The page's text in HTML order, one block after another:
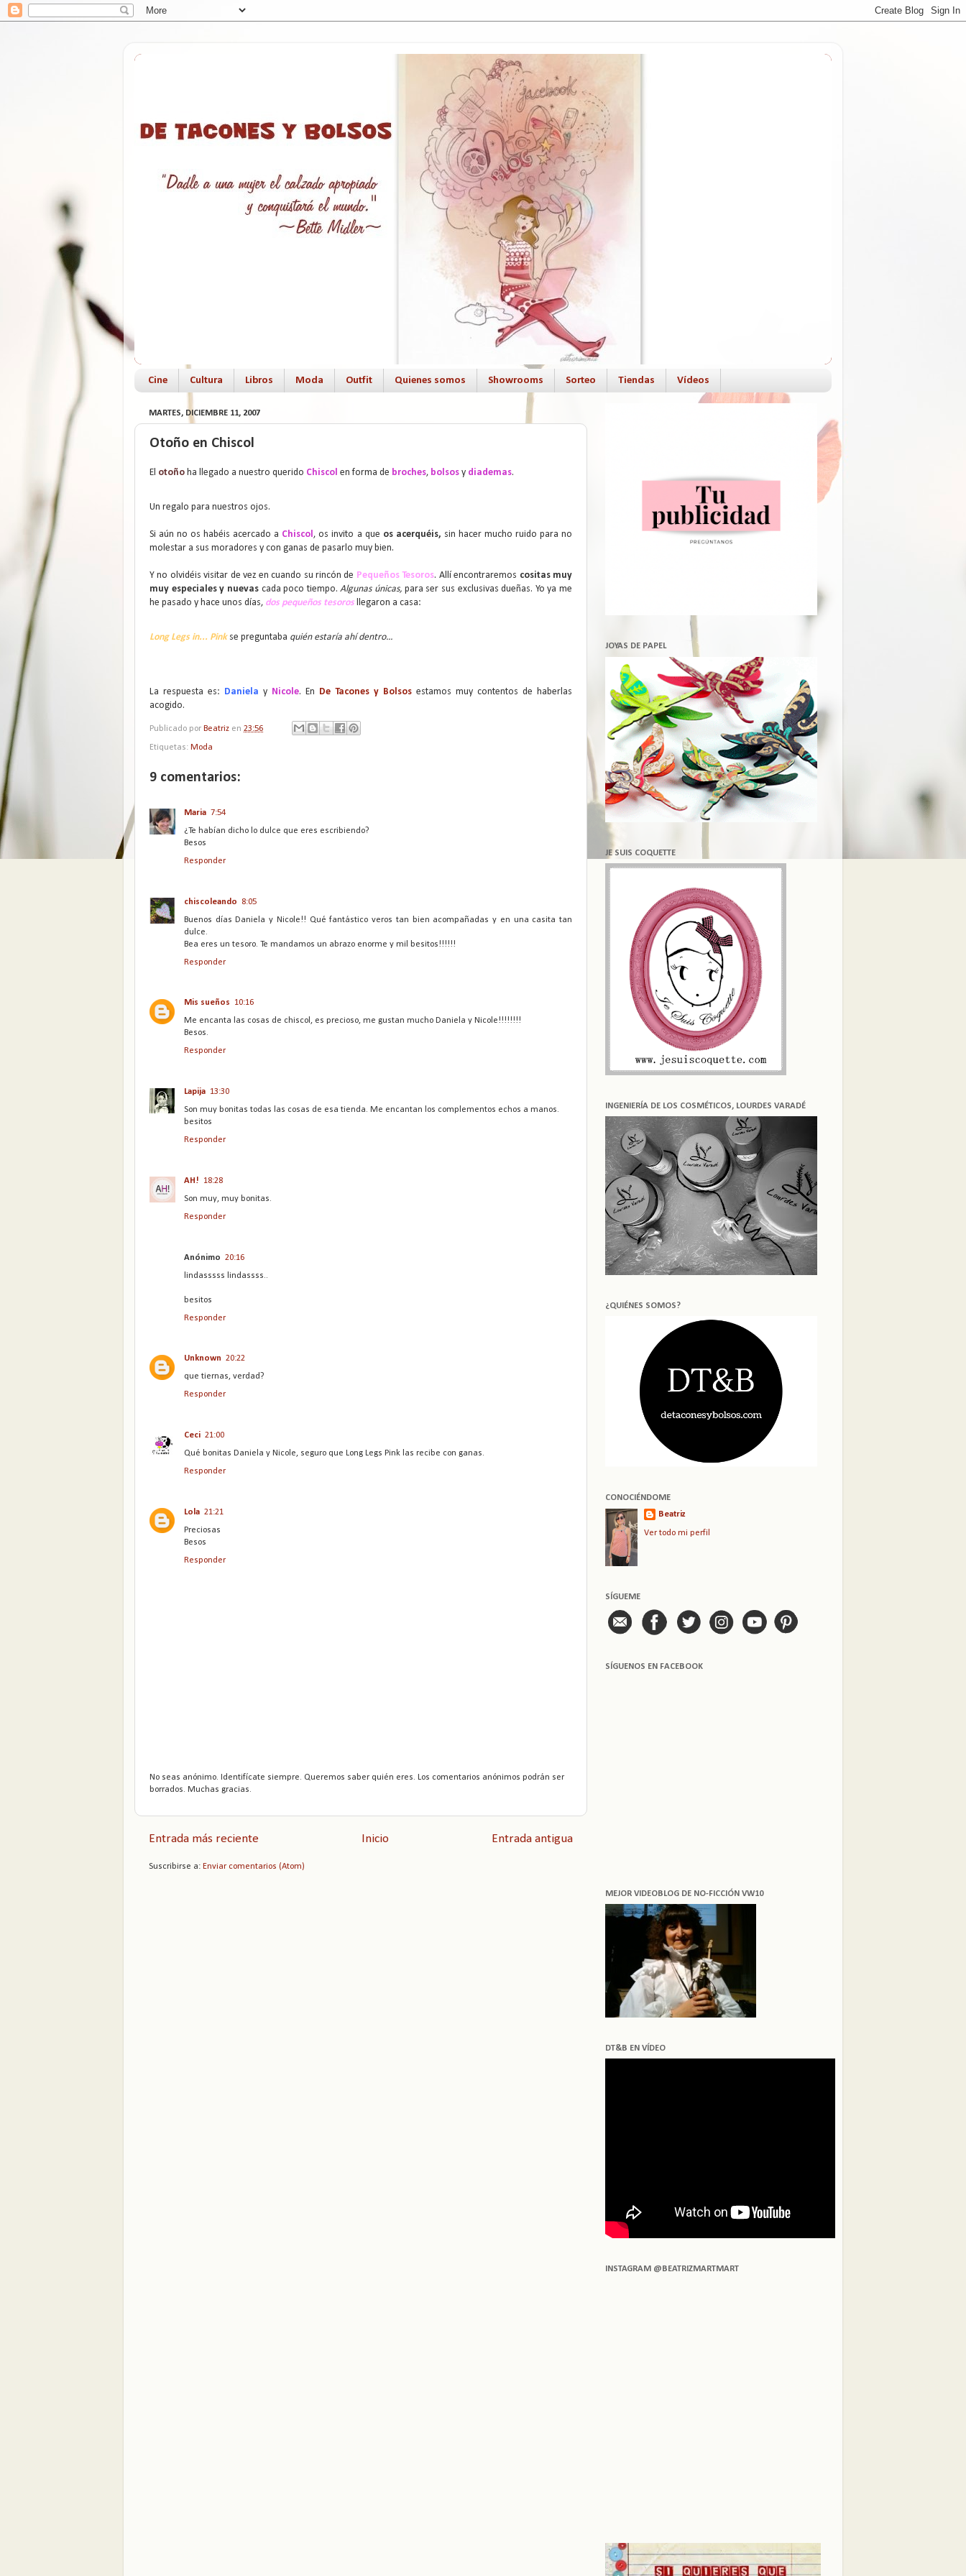
Cine Cultura Libros Moda Outfit Quienes somos Showrooms Sorteo Tiendas Vídeos
MARTES, DICIEMBRE 11, 2007
Otoño en Chiscol
El otoño ha llegado a nuestro querido Chiscol en forma de broches, bolsos y diademas.
Un regalo para nuestros ojos.
Si aún no os habéis acercado a Chiscol , os invito a que os acerquéis, sin hacer mucho ruido para no
molestar a sus moradores y con ganas de pasarlo muy bien.
Y no olvidéis visitar de vez en cuando su rincón de Pequeños Tesoros. Allí encontraremos cositas muy
muy especiales y nuevascada poco tiempo.Algunas únicas, para ser sus exclusivas dueñas. Yo ya me
he pasado y hace unos días, dos pequeños tesoros llegaron a casa:
Long Legs in... Pinkse preguntaba quién estaría ahí dentro...
La respuesta es: Daniela y Nicole. En De Tacones y Bolsos estamos muy contentos de haberlas
acogido.
Publicado por Beatriz en 23:56
Etiquetas: Moda
9 comentarios:
Maria 7:54
¿Te habían dicho lo dulce que eres escribiendo?
Besos
Responder
chiscoleando 8:05
Buenos días Daniela y Nicole!! Qué fantástico veros tan bien acompañadas y en una casita tan
dulce.
Bea eres un tesoro. Te mandamos un abrazo enorme y mil besitos!!!!!!
Responder
Mis sueños 10:16
Me encanta las cosas de chiscol, es precioso, me gustan mucho Daniela y Nicole!!!!!!!!
Besos.
Responder
Lapija 13:30
Son muy bonitas todas las cosas de esa tienda. Me encantan los complementos echos a manos.
besitos
Responder
AH! 18:28
Son muy, muy bonitas.
Responder
Anónimo 20:16
lindasssss lindassss..
besitos
Responder
Unknown 20:22
que tiernas, verdad?
Responder
Ceci 21:00
Qué bonitas Daniela y Nicole, seguro que Long Legs Pink las recibe con ganas.
Responder
Lola 21:21
Preciosas
Besos
Responder
No seas anónimo. Identifícate siempre. Queremos saber quién eres. Los comentarios anónimos podrán ser
borrados. Muchas gracias.
Entrada más reciente Entrada antigua
Inicio
Suscribirse a: Enviar comentarios (Atom)
JOYAS DE PAPEL
JE SUIS COQUETTE
INGENIERÍA DE LOS COSMÉTICOS, LOURDES VARADÉ
¿QUIÉNES SOMOS?
CONOCIÉNDOME
Beatriz
Ver todo mi perfil
SÍGUEME
SÍGUENOS EN FACEBOOK
MEJOR VIDEOBLOG DE NO-FICCIÓN VW10
DT&B EN VÍDEO
INSTAGRAM @BEATRIZMARTMART